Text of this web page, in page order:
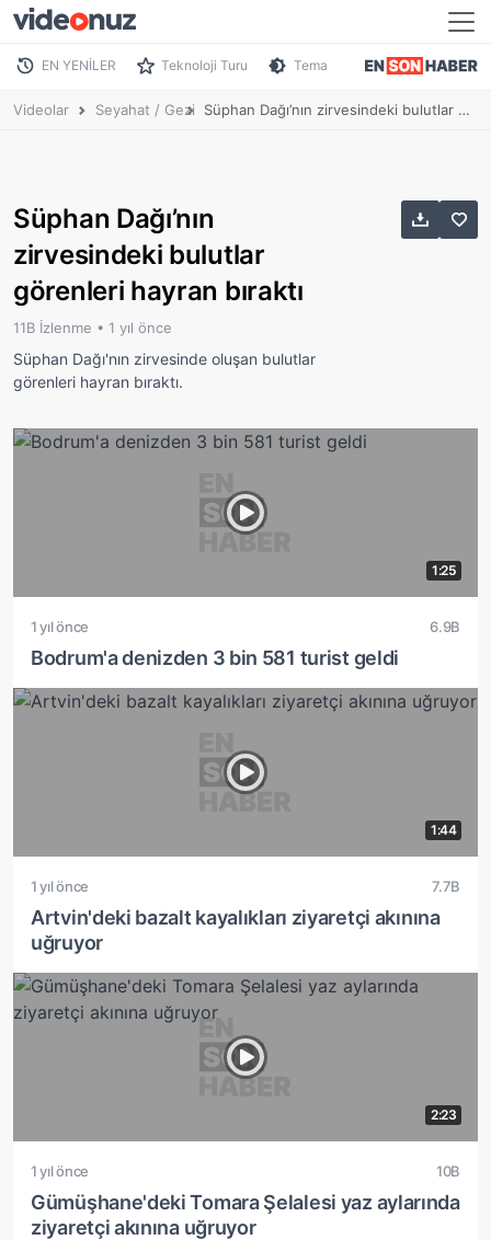
EN YENİLER Teknoloji Turu Tema
Videolar Seyahat / Gezi Süphan Dağı’nın zirvesindeki bulutlar görenleri hayran bıraktı
Süphan Dağı’nın
zirvesindeki bulutlar
görenleri hayran bıraktı
11B İzlenme • 1 yıl önce
Süphan Dağı'nın zirvesinde oluşan bulutlar
görenleri hayran bıraktı.
1:25
1 yıl önce 6.9B
Bodrum'a denizden 3 bin 581 turist geldi
1:44
1 yıl önce 7.7B
Artvin'deki bazalt kayalıkları ziyaretçi akınına
uğruyor
2:23
1 yıl önce 10B
Gümüşhane'deki Tomara Şelalesi yaz aylarında
ziyaretçi akınına uğruyor